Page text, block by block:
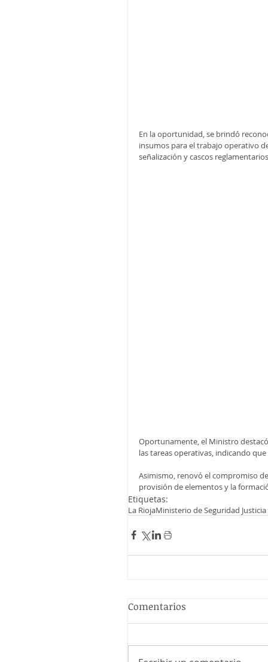
En la oportunidad, se brindó
insumos para el trabajo operativo
señalización y cascos
Oportunamente, el Ministro
las tareas operativas, indicando
Asimismo, renovó el compromiso
provisión de elementos y la
Etiquetas:
La RiojaMinisterio de Seguridad
Comentarios